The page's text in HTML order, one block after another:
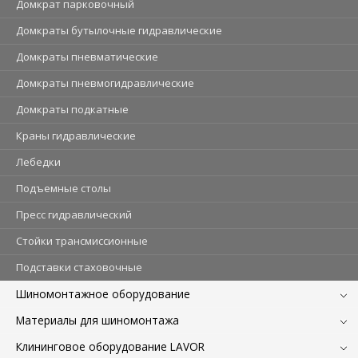
Домкрат парковочный
Домкраты бутылочные гидравлические
Домкраты пневматические
Домкраты пневмогидравлические
Домкраты подкатные
Краны гидравлические
Лебедки
Подъемные столы
Пресс гидравлический
Стойки трансмиссионные
Подставки стаховочные
Шиномонтажное оборудование
Материалы для шиномонтажа
Клининговое оборудование LAVOR